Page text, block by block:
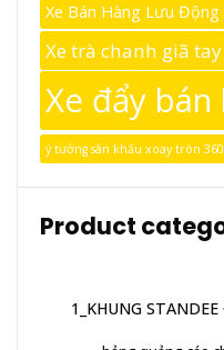
Xe Bán Hàng Lưu Động
Xe trà chanh giã tay
Xe đẩy
ý tưởng sân khấu xoay tròn
Product
1_KHUNG